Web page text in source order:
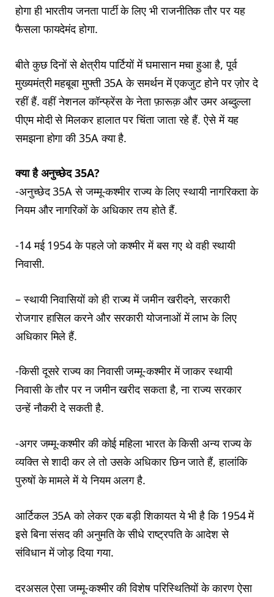
होगा ही भारतीय जनता पार्टी के लिए भी राजनीतिक तौर पर यह
फैसला फायदेमंद होगा.
बीते कुछ दिनों से क्षेत्रीय पार्टियों में घमासान मचा हुआ है, पूर्व
मुख्यमंत्री महबूबा मुफ्ती 35A के समर्थन में एकजुट होने पर ज़ोर दे
रहीं हैं. वहीं नेशनल कॉन्फ्रेंस के नेता फ़ारूक़ और उमर अब्दुल्ला
पीएम मोदी से मिलकर हालात पर चिंता जाता रहे हैं. ऐसे में यह
समझना होगा की 35A क्या है.
क्या है अनुच्छेद 35A?
-अनुच्छेद 35A से जम्मू-कश्मीर राज्य के लिए स्थायी नागरिकता के
नियम और नागरिकों के अधिकार तय होते हैं.
-14 मई 1954 के पहले जो कश्मीर में बस गए थे वही स्थायी
निवासी.
– स्थायी निवासियों को ही राज्य में जमीन खरीदने, सरकारी
रोजगार हासिल करने और सरकारी योजनाओं में लाभ के लिए
अधिकार मिले हैं.
-किसी दूसरे राज्य का निवासी जम्मू-कश्मीर में जाकर स्थायी
निवासी के तौर पर न जमीन खरीद सकता है, ना राज्य सरकार
उन्हें नौकरी दे सकती है.
-अगर जम्मू-कश्मीर की कोई महिला भारत के किसी अन्य राज्य के
व्यक्ति से शादी कर ले तो उसके अधिकार छिन जाते हैं, हालांकि
पुरुषों के मामले में ये नियम अलग है.
आर्टिकल 35A को लेकर एक बड़ी शिकायत ये भी है कि 1954 में
इसे बिना संसद की अनुमति के सीधे राष्ट्रपति के आदेश से
संविधान में जोड़ दिया गया.
दरअसल ऐसा जम्मू-कश्मीर की विशेष परिस्थितियों के कारण ऐसा